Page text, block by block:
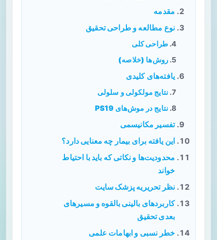
مقدمه
نوع مطالعه و طراحی تحقیق
طراحی کلی
روش‌ها (خلاصه)
یافته‌های کلیدی
نتایج مولکولی و سلولی
نتایج در موش‌های PS19
تفسیر مکانیسمی
این یافته برای بیمار چه معنایی دارد؟
محدودیت‌ها و نکاتی که باید با احتیاط
خواند
نظر تحریریه پزشک سایت
کاربردهای بالینی بالقوه و مسیرهای
بعدی تحقیق
خطر نسبی و ابهامات علمی